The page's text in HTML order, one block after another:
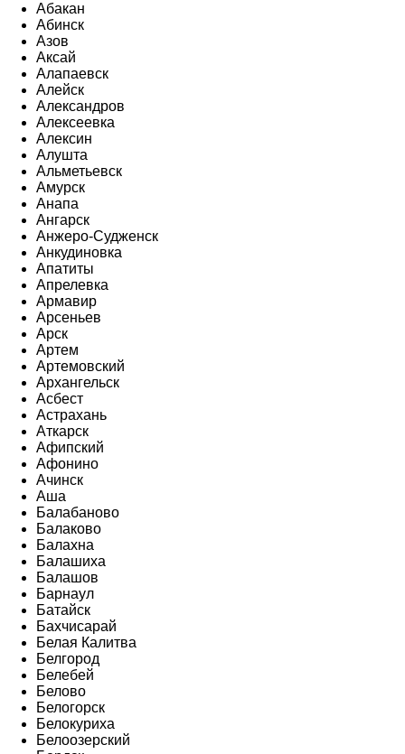
Абакан
Абинск
Азов
Аксай
Алапаевск
Алейск
Александров
Алексеевка
Алексин
Алушта
Альметьевск
Амурск
Анапа
Ангарск
Анжеро-Судженск
Анкудиновка
Апатиты
Апрелевка
Армавир
Арсеньев
Арск
Артем
Артемовский
Архангельск
Асбест
Астрахань
Аткарск
Афипский
Афонино
Ачинск
Аша
Балабаново
Балаково
Балахна
Балашиха
Балашов
Барнаул
Батайск
Бахчисарай
Белая Калитва
Белгород
Белебей
Белово
Белогорск
Белокуриха
Белоозерский